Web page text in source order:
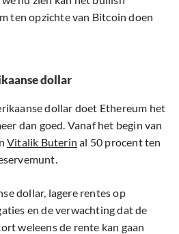
ten opzichte van Bitcoin doen
dollar
dollar doet Ethereum het
dan goed. Vanaf het begin van
Vitalik Buterin al 50 procent ten
dollar, lagere rentes op
en de verwachting dat de
weleens de rente kan gaan